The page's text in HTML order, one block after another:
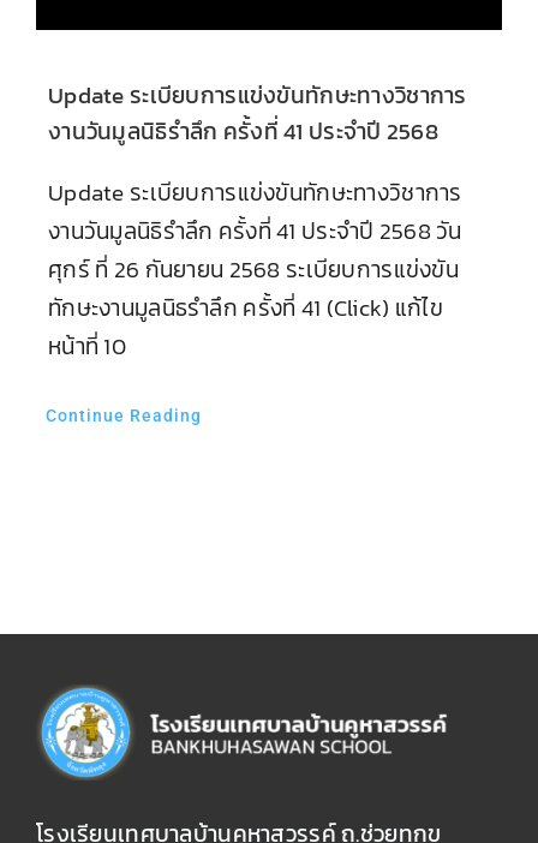
Update ระเบียบการแข่งขันทักษะทางวิชาการ
งานวันมูลนิธิรำลึก ครั้งที่ 41 ประจำปี 2568
Update ระเบียบการแข่งขันทักษะทางวิชาการ
งานวันมูลนิธิรำลึก ครั้งที่ 41 ประจำปี 2568 วัน
ศุกร์ ที่ 26 กันยายน 2568 ระเบียบการแข่งขัน
ทักษะงานมูลนิธรำลึก ครั้งที่ 41 (Click) แก้ไข
หน้าที่ 10
Continue Reading
โรงเรียนเทศบาลบ้านคูหาสวรรค์ ถ.ช่วยทุกข